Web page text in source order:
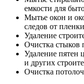
емкости для
Мытье окон и
следов от
Удаление
Очистка
Удаление пятен
и других
Очистка